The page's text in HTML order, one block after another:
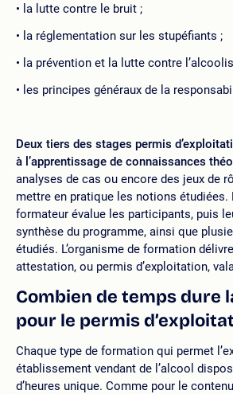
la lutte contre le bruit ;
la réglementation sur les stupéfiants ;
la prévention et la lutte contre
les principes généraux de la
Deux tiers des stages permis
à l’apprentissage de connaissances
analyses de cas ou encore des jeux de
mettre en pratique les notions étudiées.
formateur évalue les participants, puis
synthèse du programme, ainsi que
étudiés. L’organisme de formation
attestation, ou permis d’exploitation,
Combien de temps dure
pour le permis
Chaque type de formation qui permet
établissement vendant de l’alcool
d’heures unique. Comme pour le